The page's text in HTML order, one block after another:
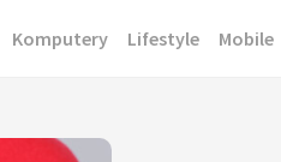
Komputery Lifestyle Mobile